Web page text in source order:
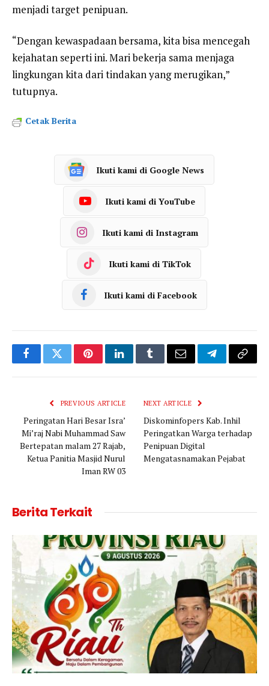
menjadi target penipuan.
“Dengan kewaspadaan bersama, kita bisa mencegah
kejahatan seperti ini. Mari bekerja sama menjaga
lingkungan kita dari tindakan yang merugikan,”
tutupnya.
Cetak Berita
Ikuti kami di Google News
Ikuti kami di YouTube
Ikuti kami di Instagram
Ikuti kami di TikTok
Ikuti kami di Facebook
FacebookTwitterPinterestLinkedInTumblrEmail TelegramCopy
PREVIOUS ARTICLE
Peringatan Hari Besar Isra’
Mi’raj Nabi Muhammad Saw
Bertepatan malam 27 Rajab,
Ketua Panitia Masjid Nurul
Iman RW 03
NEXT ARTICLE
Diskominfopers Kab. Inhil
Peringatkan Warga terhadap
Penipuan Digital
Mengatasnamakan Pejabat
Berita Terkait